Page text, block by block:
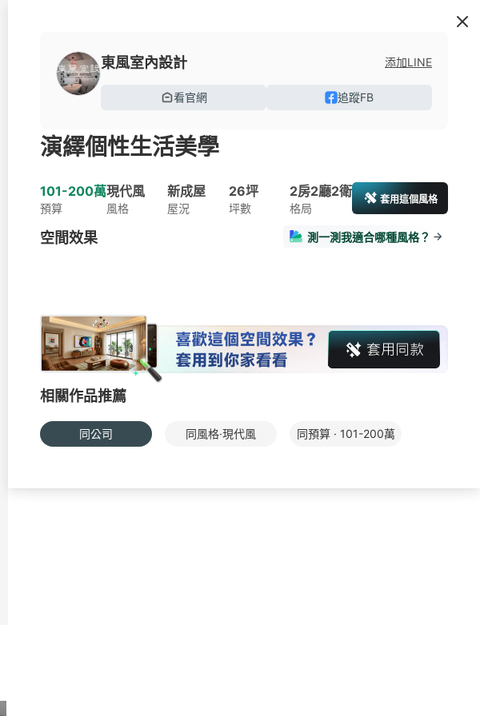
東風室內設計 添加LINE
看官網 追蹤FB
演繹個性生活美學
101-200萬
預算
現代風
風格
新成屋
屋況
26坪
坪數
2房2廳2衛
格局
套用這個風格
空間效果 測一測我適合哪種風格？
相關作品推薦
同公司 同風格·現代風 同預算 · 101-200萬